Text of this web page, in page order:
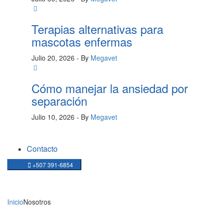
Terapias alternativas para
mascotas enfermas
Julio 20, 2026 - By Megavet
Cómo manejar la ansiedad por
separación
Julio 10, 2026 - By Megavet
Contacto
+507 391-6854
InicioNosotros